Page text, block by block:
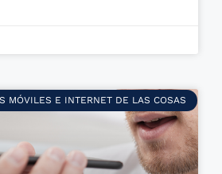
MÓVILES E INTERNET DE LAS COSAS